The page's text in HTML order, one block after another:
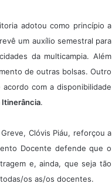
adotou como princípio a
um auxílio semestral para
da multicampia. Além
de outras bolsas. Outro
com a disponibilidade
Itinerância.
Clóvis Piáu, reforçou a
Docente defende que o
e, ainda, que seja tão
os as/os docentes.